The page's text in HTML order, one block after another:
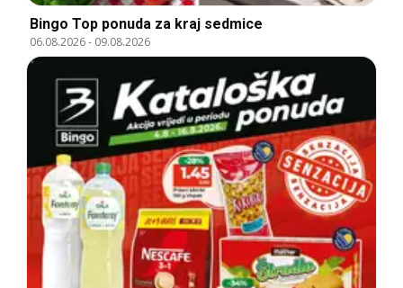
Bingo Top ponuda za kraj sedmice
06.08.2026- 09.08.2026